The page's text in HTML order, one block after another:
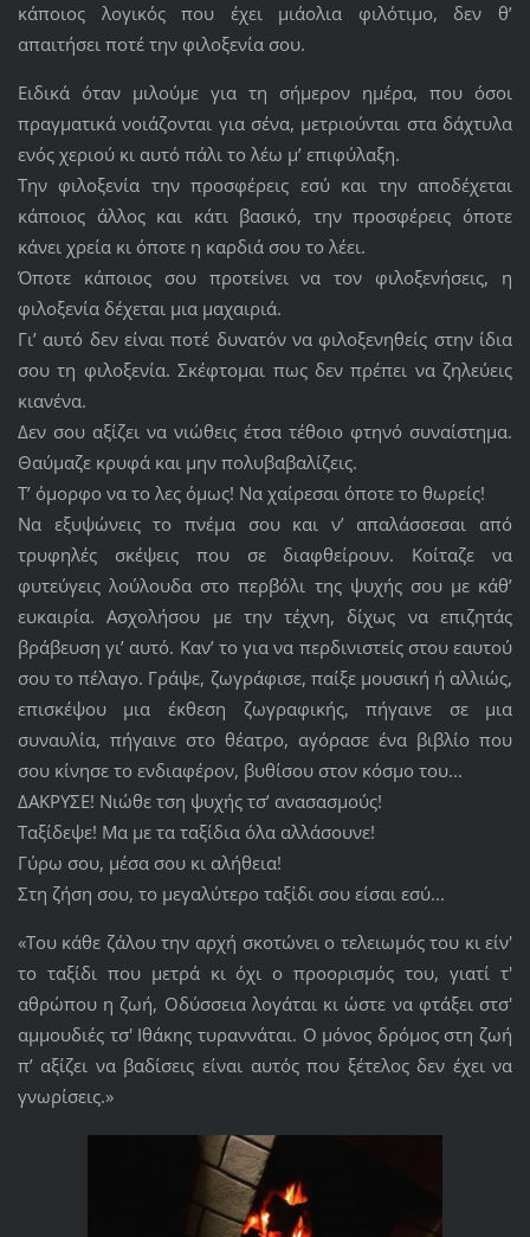
κάποιος λογικός που έχει μιάολια φιλότιμο, δεν θ’
απαιτήσει ποτέ την φιλοξενία σου.
Ειδικά όταν μιλούμε για τη σήμερον ημέρα, που όσοι
πραγματικά νοιάζονται για σένα, μετριούνται στα δάχτυλα
ενός χεριού κι αυτό πάλι το λέω μ’ επιφύλαξη.
Την φιλοξενία την προσφέρεις εσύ και την αποδέχεται
κάποιος άλλος και κάτι βασικό, την προσφέρεις όποτε
κάνει χρεία κι όποτε η καρδιά σου το λέει.
Όποτε κάποιος σου προτείνει να τον φιλοξενήσεις, η
φιλοξενία δέχεται μια μαχαιριά.
Γι’ αυτό δεν είναι ποτέ δυνατόν να φιλοξενηθείς στην ίδια
σου τη φιλοξενία. Σκέφτομαι πως δεν πρέπει να ζηλεύεις
κιανένα.
Δεν σου αξίζει να νιώθεις έτσα τέθοιο φτηνό συναίστημα.
Θαύμαζε κρυφά και μην πολυβαβαλίζεις.
Τ’ όμορφο να το λες όμως! Να χαίρεσαι όποτε το θωρείς!
Να εξυψώνεις το πνέμα σου και ν’ απαλάσσεσαι από
τρυφηλές σκέψεις που σε διαφθείρουν. Κοίταζε να
φυτεύγεις λούλουδα στο περβόλι της ψυχής σου με κάθ’
ευκαιρία. Ασχολήσου με την τέχνη, δίχως να επιζητάς
βράβευση γι’ αυτό. Καν’ το για να περδινιστείς στου εαυτού
σου το πέλαγο. Γράψε, ζωγράφισε, παίξε μουσική ή αλλιώς,
επισκέψου μια έκθεση ζωγραφικής, πήγαινε σε μια
συναυλία, πήγαινε στο θέατρο, αγόρασε ένα βιβλίο που
σου κίνησε το ενδιαφέρον, βυθίσου στον κόσμο του...
ΔΑΚΡΥΣΕ! Νιώθε τση ψυχής τσ’ ανασασμούς!
Ταξίδεψε! Μα με τα ταξίδια όλα αλλάσουνε!
Γύρω σου, μέσα σου κι αλήθεια!
Στη ζήση σου, το μεγαλύτερο ταξίδι σου είσαι εσύ...
«Του κάθε ζάλου την αρχή σκοτώνει ο τελειωμός του κι είν'
το ταξίδι που μετρά κι όχι ο προορισμός του, γιατί τ'
αθρώπου η ζωή, Οδύσσεια λογάται κι ώστε να φτάξει στσ'
αμμουδιές τσ' Ιθάκης τυραννάται. Ο μόνος δρόμος στη ζωή
π’ αξίζει να βαδίσεις είναι αυτός που ξέτελος δεν έχει να
γνωρίσεις.»